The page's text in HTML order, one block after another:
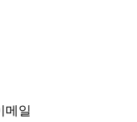
메일